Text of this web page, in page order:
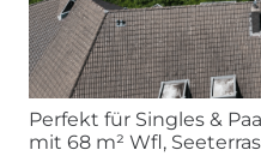
Perfekt für Singles &
mit 68 m² Wfl,